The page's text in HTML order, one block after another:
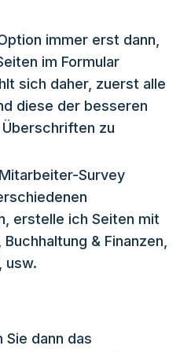
immer erst dann,
im Formular
sich daher, zuerst alle
diese der besseren
zu
Survey
erstelle ich Seiten mit
& Finanzen,
usw.
Sie dann das